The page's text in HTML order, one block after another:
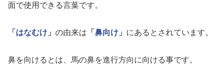
面で使用できる言葉です。
「はなむけ」 の由来は 「鼻向け」 にあるとされています。
鼻を向けるとは、馬の鼻を進行方向に向ける事です。